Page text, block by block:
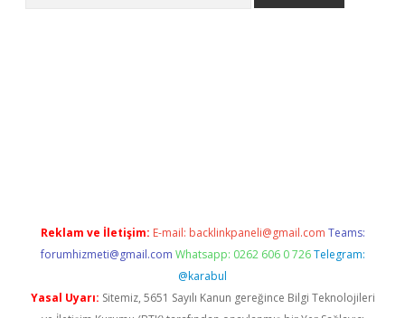
Reklam ve İletişim: E-mail: backlinkpaneli@gmail.com Teams:
forumhizmeti@gmail.com Whatsapp: 0262 606 0 726 Telegram:
@karabul
Yasal Uyarı: Sitemiz, 5651 Sayılı Kanun gereğince Bilgi Teknolojileri